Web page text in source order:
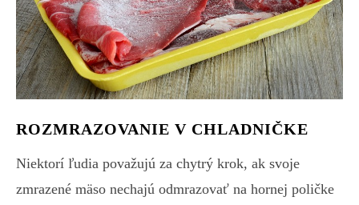
ROZMRAZOVANIE V CHLADNIČKE
Niektorí ľudia považujú za chytrý krok, ak svoje
zmrazené mäso nechajú odmrazovať na hornej poličke